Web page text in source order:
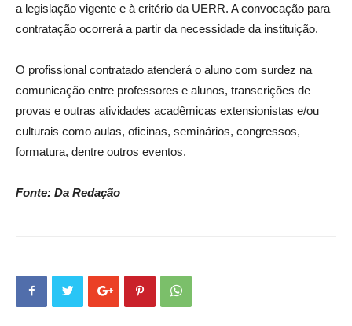
a legislação vigente e à critério da UERR. A convocação para
contratação ocorrerá a partir da necessidade da instituição.
O profissional contratado atenderá o aluno com surdez na
comunicação entre professores e alunos, transcrições de
provas e outras atividades acadêmicas extensionistas e/ou
culturais como aulas, oficinas, seminários, congressos,
formatura, dentre outros eventos.
Fonte: Da Redação